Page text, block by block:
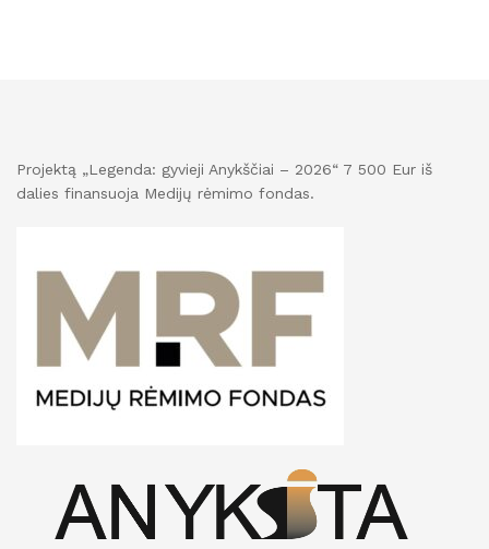
Projektą „Legenda: gyvieji Anykščiai – 2026“ 7 500 Eur iš
dalies finansuoja Medijų rėmimo fondas.